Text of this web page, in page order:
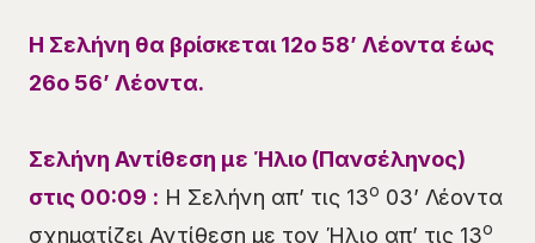
Η Σελήνη θα βρίσκεται 12ο 58’ Λέοντα έως
26ο 56’ Λέοντα.
Σελήνη Αντίθεση με Ήλιο (Πανσέληνος)
στις 00:09 : Η Σελήνη απ’ τις 13ο 03’ Λέοντα
σχηματίζει Αντίθεση με τον Ήλιο απ’ τις 13ο